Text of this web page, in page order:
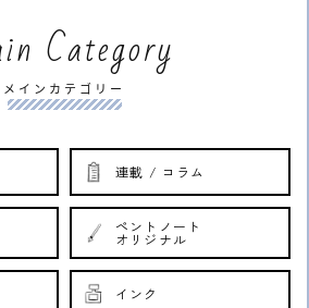
Category
メインカテゴリー
連載 / コラム
ペントノート
オリジナル
インク